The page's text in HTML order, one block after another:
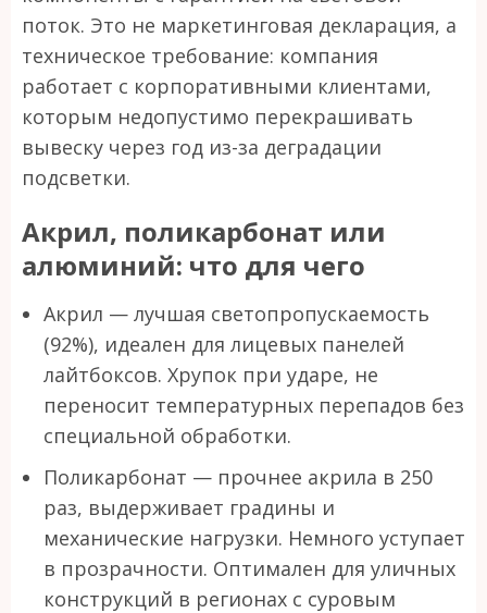
поток. Это не маркетинговая декларация, а
техническое требование: компания
работает с корпоративными клиентами,
которым недопустимо перекрашивать
вывеску через год из-за деградации
подсветки.
Акрил, поликарбонат или
алюминий: что для чего
Акрил — лучшая светопропускаемость
(92%), идеален для лицевых панелей
лайтбоксов. Хрупок при ударе, не
переносит температурных перепадов без
специальной обработки.
Поликарбонат — прочнее акрила в 250
раз, выдерживает градины и
механические нагрузки. Немного уступает
в прозрачности. Оптимален для уличных
конструкций в регионах с суровым